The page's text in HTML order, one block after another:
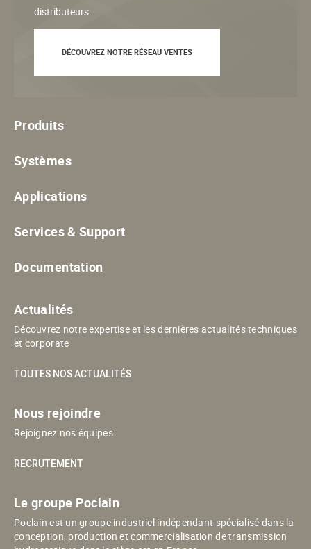
distributeurs.
DÉCOUVREZ NOTRE RÉSEAU VENTES
Produits
Systèmes
Applications
Services & Support
Documentation
Actualités
Découvrez notre expertise et les dernières actualités techniques
et corporate
TOUTES NOS ACTUALITÉS
Nous rejoindre
Rejoignez nos équipes
RECRUTEMENT
Le groupe Poclain
Poclain est un groupe industriel indépendant spécialisé dans la
conception, production et commercialisation de transmission